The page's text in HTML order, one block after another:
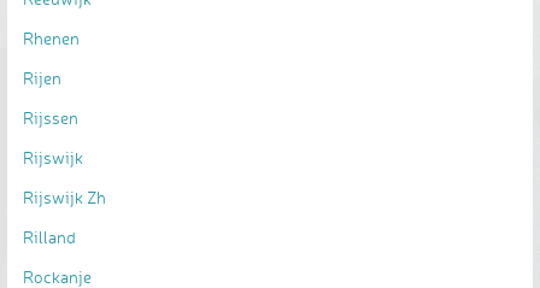
Rhenen
Rijen
Rijssen
Rijswijk
Rijswijk Zh
Rilland
Rockanje